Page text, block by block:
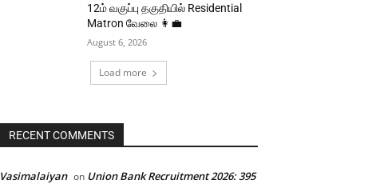
12ம் வகுப்பு தகுதியில் Residential
Matron வேலை 👩‍💼
August 6, 2026
Load more
RECENT COMMENTS
Vasimalaiyan on Union Bank Recruitment 2026: 395